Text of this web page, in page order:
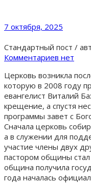
7 октября, 2025
Стандартный пост /
Комментариев нет
Церковь возникла
которую в 2008 году
евангелист Виталий
крещение, а спустя
программы завет с
Сначала церковь
а в служении для
участие члены двух
пастором общины
община получила
года началась